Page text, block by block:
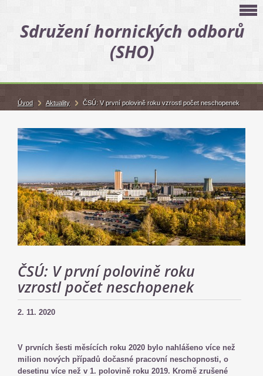
Sdružení hornických odborů
(SHO)
ČSÚ: V první polovině roku
vzrostl počet neschopenek
2. 11. 2020
V prvních šesti měsících roku 2020 bylo nahlášeno více než
milion nových případů dočasné pracovní neschopnosti, o
desetinu více než v 1. polovině roku 2019. Kromě zrušené
Úvod Aktuality ČSÚ: V první polovině roku vzrostl počet neschopenek